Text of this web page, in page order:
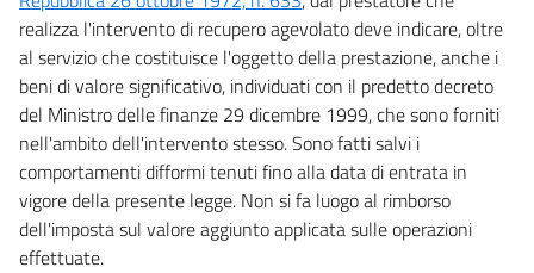
realizza l'intervento di recupero agevolato deve indicare, oltre
al servizio che costituisce l'oggetto della prestazione, anche i
beni di valore significativo, individuati con il predetto decreto
del Ministro delle finanze 29 dicembre 1999, che sono forniti
nell'ambito dell'intervento stesso. Sono fatti salvi i
comportamenti difformi tenuti fino alla data di entrata in
vigore della presente legge. Non si fa luogo al rimborso
dell'imposta sul valore aggiunto applicata sulle operazioni
effettuate.